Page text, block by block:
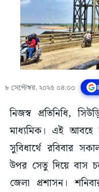
৮ সেপ্টেম্বর, ২০২৫ ০৪:০০
নিজস্ব প্রতিনিধি,
মাধ্যমিক। এই আবহে
সুবিধার্থে রবিবার
উপর সেতু দিয়ে বাস
জেলা প্রশাসন।